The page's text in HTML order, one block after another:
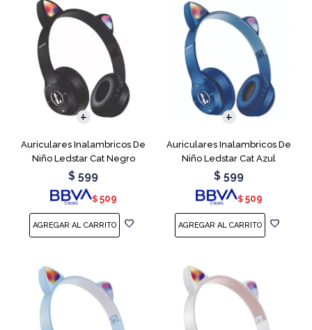
Auriculares Inalambricos De
Niño Ledstar Cat Negro
$ 599
$ 509
Auriculares Inalambricos De
Niño Ledstar Cat Azul
$ 599
$ 509